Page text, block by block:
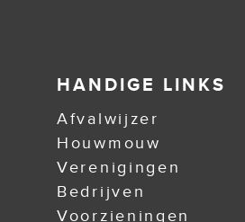
HANDIGE LINKS
Afvalwijzer
Houwmouw
Verenigingen
Bedrijven
Voorzieningen